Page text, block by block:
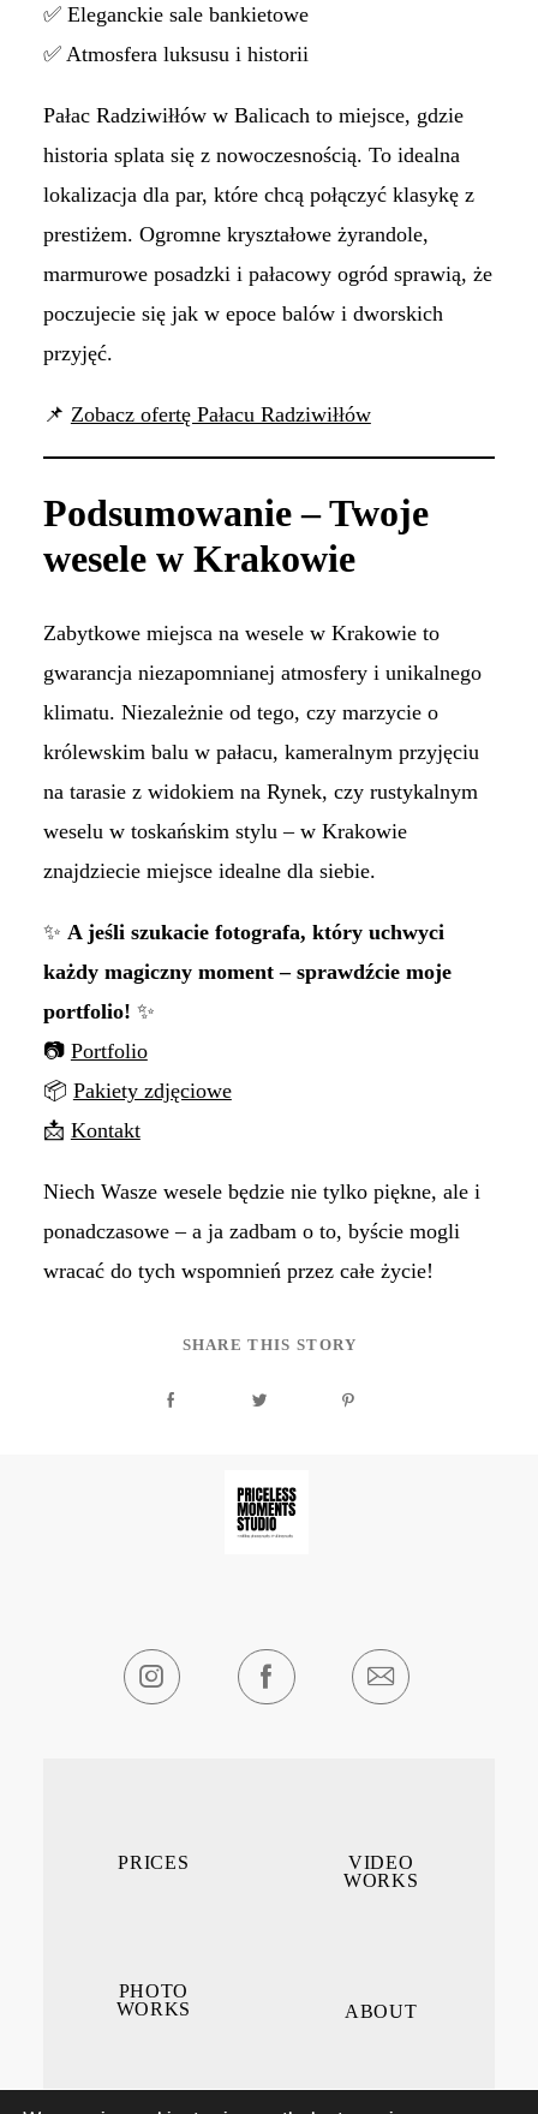
✅ Eleganckie sale bankietowe
✅ Atmosfera luksusu i historii
Pałac Radziwiłłów w Balicach to miejsce, gdzie
historia splata się z nowoczesnością. To idealna
lokalizacja dla par, które chcą połączyć klasykę z
prestiżem. Ogromne kryształowe żyrandole,
marmurowe posadzki i pałacowy ogród sprawią, że
poczujecie się jak w epoce balów i dworskich
przyjęć.
📌 Zobacz ofertę Pałacu Radziwiłłów
Podsumowanie – Twoje
wesele w Krakowie
Zabytkowe miejsca na wesele w Krakowie to
gwarancja niezapomnianej atmosfery i unikalnego
klimatu. Niezależnie od tego, czy marzycie o
królewskim balu w pałacu, kameralnym przyjęciu
na tarasie z widokiem na Rynek, czy rustykalnym
weselu w toskańskim stylu – w Krakowie
znajdziecie miejsce idealne dla siebie.
✨ A jeśli szukacie fotografa, który uchwyci
każdy magiczny moment – sprawdźcie moje
portfolio! ✨
📷 Portfolio
📦 Pakiety zdjęciowe
📩 Kontakt
Niech Wasze wesele będzie nie tylko piękne, ale i
ponadczasowe – a ja zadbam o to, byście mogli
wracać do tych wspomnień przez całe życie!
SHARE THIS STORY
VIDEO
WORKS
ABOUT
PRICES
PHOTO
WORKS